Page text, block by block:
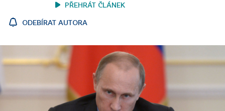
PŘEHRÁT ČLÁNEK
ODEBÍRAT AUTORA